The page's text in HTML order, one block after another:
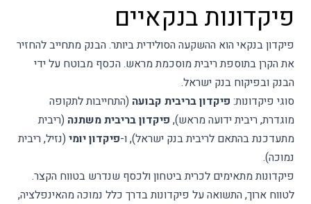
פיקדונות בנקאיים
פיקדון בנקאי הוא ההשקעה הסולידית ביותר. הבנק מתחייב להחזיר
את הקרן בתוספת ריבית מוסכמת מראש. הכסף מבוטח על ידי
הבנק ובפיקוח בנק ישראל.
סוגי פיקדונות: פיקדון בריבית קבועה (התחייבות לתקופה
מוגדרת, ריבית ידועה מראש), פיקדון בריבית משתנה (ריבית
מתעדכנת בהתאם לריבית בנק ישראל), ו-פיקדון יומי (נזיל, ריבית
נמוכה).
פיקדונות מתאימים לכרית ביטחון ולכסף שנדרש בטווח הקצר.
לטווח ארוך, התשואה על פיקדונות בדרך כלל נמוכה מהאינפלציה,